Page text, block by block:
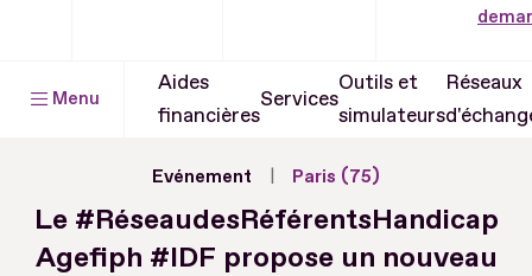
Menu
Aides
financières
Services
Outils et
simulateurs
Réseaux
Evénement Paris (75)
Le #RéseaudesRéférentsHandicap
Agefiph #IDF propose un nouveau